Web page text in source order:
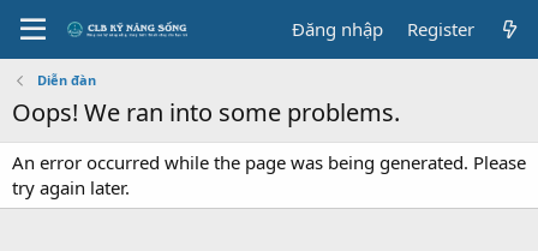
Đăng nhập Register
Diễn đàn
Oops! We ran into some problems.
An error occurred while the page was being generated. Please
try again later.